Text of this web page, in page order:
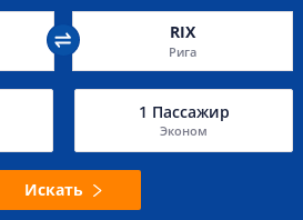
RIX
Рига
1 Пассажир
Эконом
Искать